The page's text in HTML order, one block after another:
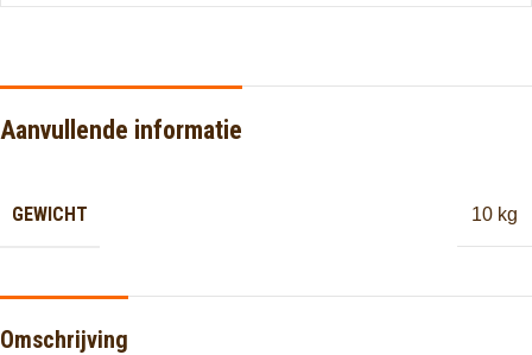
Aanvullende informatie
GEWICHT 10 kg
Omschrijving